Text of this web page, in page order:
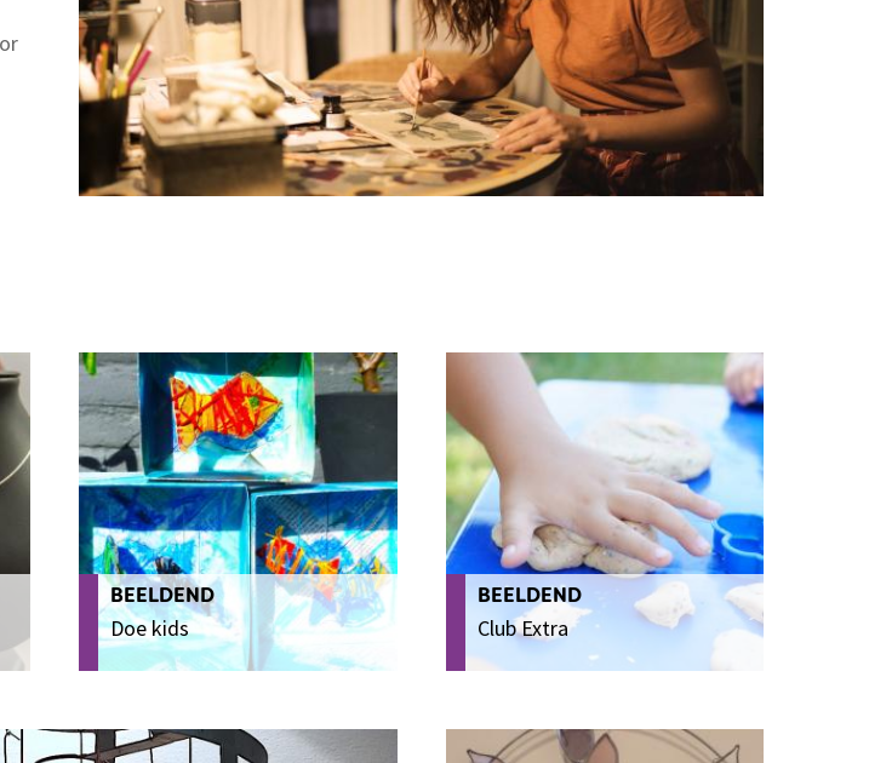
BEELDEND
Doe kids
BEELDEND
Club Extra